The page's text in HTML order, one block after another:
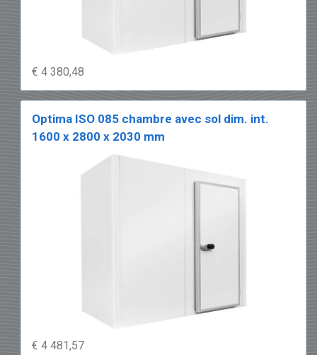
€ 4 380,48
Optima ISO 085 chambre avec sol dim. int.
1600 x 2800 x 2030 mm
€ 4 481,57